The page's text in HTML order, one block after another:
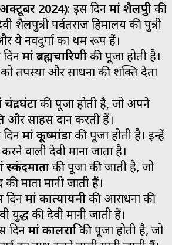
2024): इस दिनमां शैलपुत्रीकी
शैलपुत्री पर्वतराज हिमालय की पुत्री
ये नवदुर्गा का प्रथम रूप हैं।
मां ब्रह्मचारिणीकी पूजा होती है।
तपस्या और साधना की शक्ति देता
चंद्रघंटाकी पूजा होती है, जो अपने
साहस प्रदान करती हैं।
मां कूष्मांडाकी पूजा होती है। इन्हें
करने वाली देवी माना जाता है।
स्कंदमाताकी पूजा की जाती है, जो
माता मानी जाती हैं।
दिनमां कात्यायनीकी आराधना की
युद्ध की देवी मानी जाती हैं।
दिनमां कालरात्रिकी पूजा होती है, जो